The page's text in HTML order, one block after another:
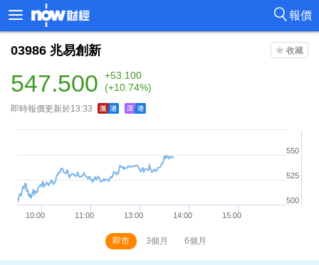
報價
03986 兆易創新
547.500
+53.100
(+10.74%)
即時報價更新於13:33
即市 3個月 6個月